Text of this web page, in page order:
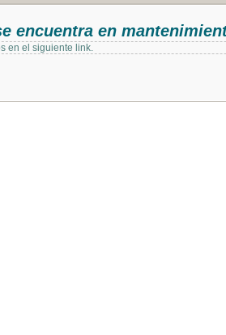
encuentra en
en el siguiente link.